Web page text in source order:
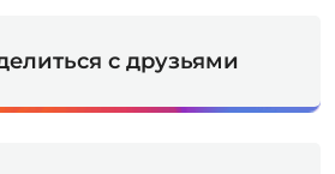
с друзьями